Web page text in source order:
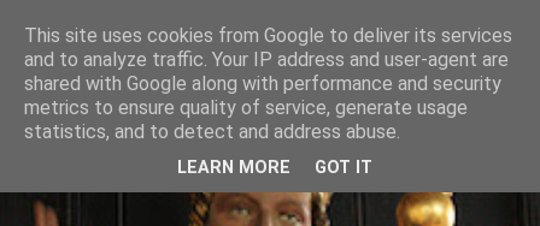
This site uses cookies from Google to deliver its services
and to analyze traffic. Your IP address and user-agent are
shared with Google along with performance and security
metrics to ensure quality of service, generate usage
statistics, and to detect and address abuse.
LEARN MORE GOT IT